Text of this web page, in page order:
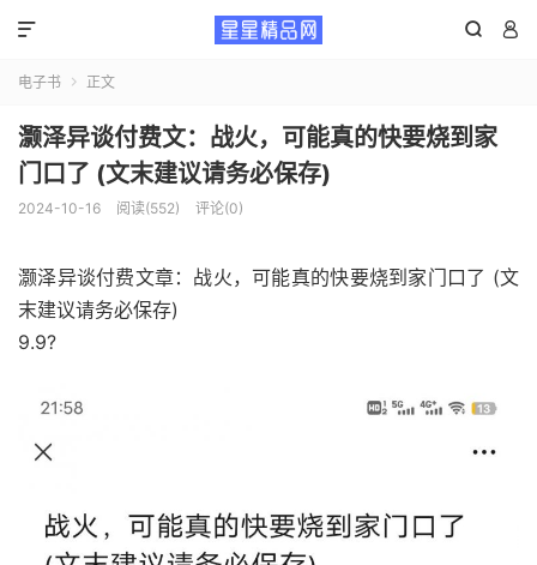
 

电子书  正文
灏泽异谈付费文：战火，可能真的快要烧到家
门口了 (文末建议请务必保存)
2024-10-16 阅读(552) 评论(0)
灏泽异谈付费文章：战火，可能真的快要烧到家门口了 (文
末建议请务必保存)
9.9?